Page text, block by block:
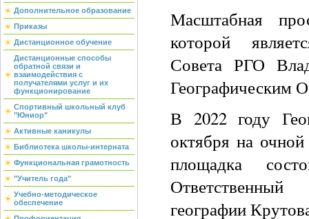
Дополнительное образование
Приказы
Дистанционное обучение
Дистанционные способы
обратной связи и
взаимодействия с
получателями услуг и их
функционирование
Спортивный школьный клуб
"Юниор"
Активные каникулы
Библиотека школы-интерната
Функциональная грамотность
"Учитель года"
Учебно-методическое
обеспечение
Масштабная
которой
Совета РГО
Географическим
В 2022 году
октября на
площадка
географии